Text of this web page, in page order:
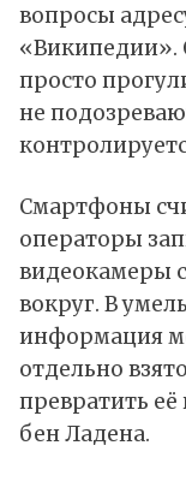
вопросы
«Википедии».
просто
не
Смартфоны
операторы
видеокамеры
вокруг. В
информация
отдельно
превратить
бен Ладена.